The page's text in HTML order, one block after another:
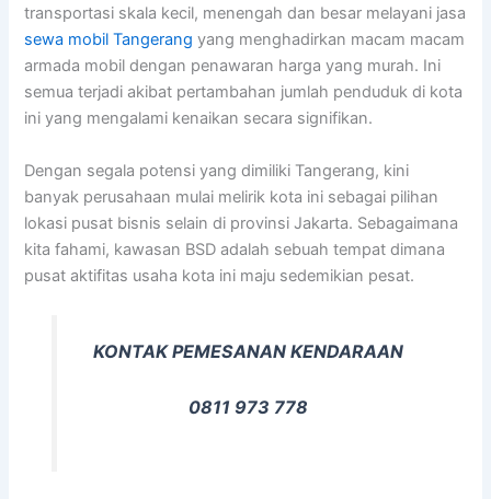
transportasi skala kecil, menengah dan besar melayani jasa
sewa mobil Tangerang yang menghadirkan macam macam
armada mobil dengan penawaran harga yang murah. Ini
semua terjadi akibat pertambahan jumlah penduduk di kota
ini yang mengalami kenaikan secara signifikan.
Dengan segala potensi yang dimiliki Tangerang, kini
banyak perusahaan mulai melirik kota ini sebagai pilihan
lokasi pusat bisnis selain di provinsi Jakarta. Sebagaimana
kita fahami, kawasan BSD adalah sebuah tempat dimana
pusat aktifitas usaha kota ini maju sedemikian pesat.
KONTAK PEMESANAN KENDARAAN
0811 973 778